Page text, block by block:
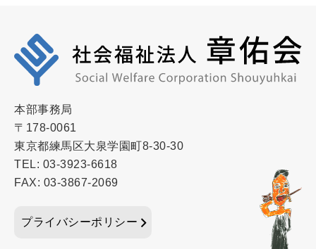
本部事務局
〒178-0061
東京都練馬区大泉学園町8-30-30
TEL: 03-3923-6618
FAX: 03-3867-2069
プライバシーポリシー